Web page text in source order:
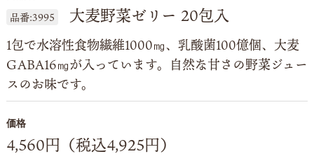
品番:3995 大麦野菜ゼリー 20包入
1包で水溶性食物繊維1000㎎、乳酸菌100億個、大麦
GABA16㎎が入っています。自然な甘さの野菜ジュー
スのお味です。
価格
4,560円（税込4,925円）